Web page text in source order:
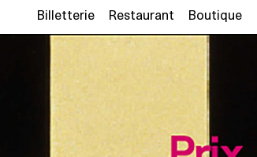
Billetterie Restaurant Boutique